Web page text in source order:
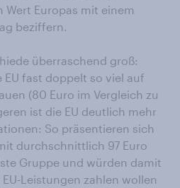
Europas mit einem
beziffern.
überraschend groß:
fast doppelt so viel auf
(80 Euro im Vergleich zu
ist die EU deutlich mehr
So präsentieren sich
durchschnittlich 97 Euro
Gruppe und würden damit
Leistungen zahlen wollen